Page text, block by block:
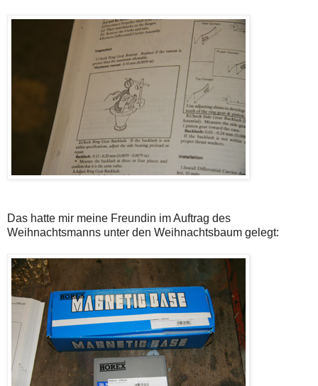
Das hatte mir meine Freundin im Auftrag des
Weihnachtsmanns unter den Weihnachtsbaum gelegt: